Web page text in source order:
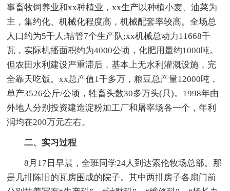
事畜牧饲养业和xx种植业，xx生产以种植小麦、油菜为
主，集约化、机械化程度高，机械配套率较高。全场总
人口约为5千人;辖管7个生产队;xx机械总动力11668千
瓦，实际机播面积约为4000公顷，化肥用量约1000吨。
但农田水利建设严重滞后，基本上无水利灌溉设施，完
全靠天吃饭。xx总产值1千多万，粮豆总产量12000吨，
单产3526公斤/公顷，牲畜头数30多万头(只)。1998年由
外地人分别投资建造淀粉加工厂和屠宰场各一个，年利
润均在200万元左右。
二、实习过程
8月17日早晨，全班同学24人到达索伦牧场总部。那
是几排陈旧的瓦房围成的院子。其中两排房子各扇门前